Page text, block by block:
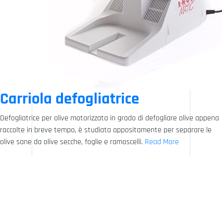
Carriola defogliatrice
Defogliatrice per olive motorizzata in grado di defogliare olive appena
raccolte in breve tempo, è studiata appositamente per separare le
olive sane da olive secche, foglie e ramoscelli. Read More